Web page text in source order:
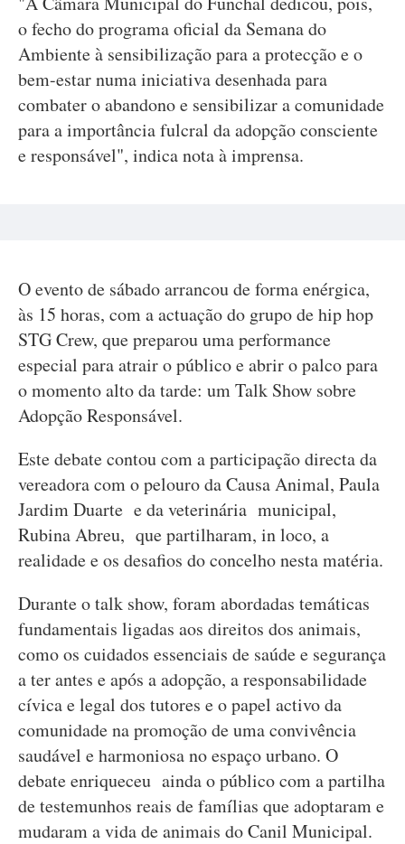
o fecho do programa oficial da Semana do
Ambiente à sensibilização para a protecção e o
bem-estar numa iniciativa desenhada para
combater o abandono e sensibilizar a comunidade
para a importância fulcral da adopção consciente
e responsável", indica nota à imprensa.
O evento de sábado arrancou de forma enérgica,
às 15 horas, com a actuação do grupo de hip hop
STG Crew, que preparou uma performance
especial para atrair o público e abrir o palco para
o momento alto da tarde: um Talk Show sobre
Adopção Responsável.
Este debate contou com a participação directa da
vereadora com o pelouro da Causa Animal, Paula
Jardim Duarte e da veterinária municipal,
Rubina Abreu, que partilharam, in loco, a
realidade e os desafios do concelho nesta matéria.
Durante o talk show, foram abordadas temáticas
fundamentais ligadas aos direitos dos animais,
como os cuidados essenciais de saúde e segurança
a ter antes e após a adopção, a responsabilidade
cívica e legal dos tutores e o papel activo da
comunidade na promoção de uma convivência
saudável e harmoniosa no espaço urbano. O
debate enriqueceu ainda o público com a partilha
de testemunhos reais de famílias que adoptaram e
mudaram a vida de animais do Canil Municipal.